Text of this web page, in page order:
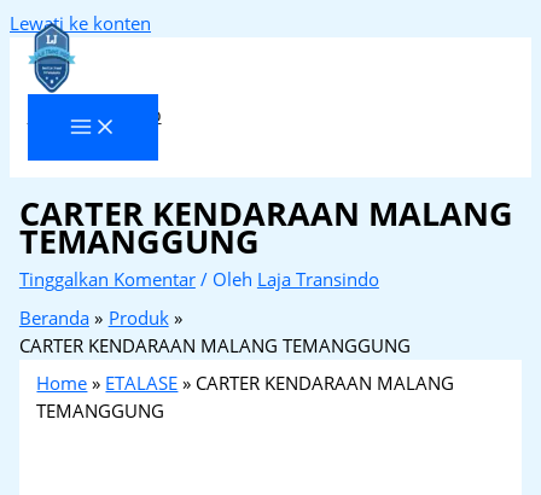
Lewati ke konten
Laja Transindo
CARTER KENDARAAN MALANG
TEMANGGUNG
Tinggalkan Komentar / Oleh Laja Transindo
Beranda
Produk
CARTER KENDARAAN MALANG TEMANGGUNG
Home » ETALASE » CARTER KENDARAAN MALANG
TEMANGGUNG